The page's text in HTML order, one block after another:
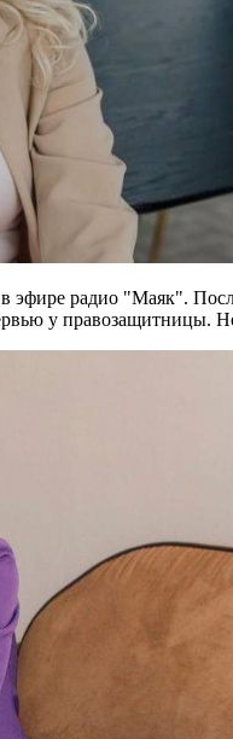
эфире радио "Маяк".
у правозащитницы.